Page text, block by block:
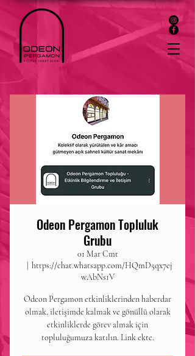
Odeon Pergamon Topluluk
Grubu
01 Mar Cmt
https://chat.whatsapp.com/HQmD5qx7ej
wAbNs1V
Odeon Pergamon etkinliklerinden haberdar
olmak, iletişimde kalmak ve gönüllü olarak
etkinliklerde görev almak için
topluluğumuza katılın. Link ekte.